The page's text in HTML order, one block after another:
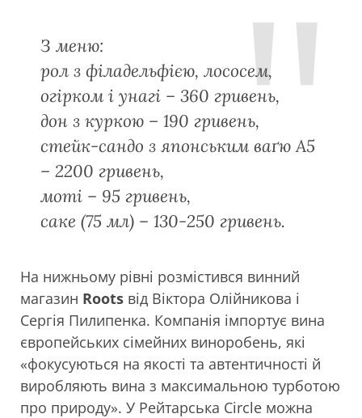
З меню:
рол з філадельфією, лососем,
огірком і унагі – 360 гривень,
дон з куркою – 190 гривень,
стейк-сандо з японським ваґю А5
– 2200 гривень,
моті – 95 гривень,
саке (75 мл) – 130-250 гривень.
На нижньому рівні розмістився винний
магазин Roots від Віктора Олійникова і
Сергія Пилипенка. Компанія імпортує вина
європейських сімейних виноробень, які
«фокусуються на якості та автентичності й
виробляють вина з максимальною турботою
про природу». У Рейтарська Circle можна